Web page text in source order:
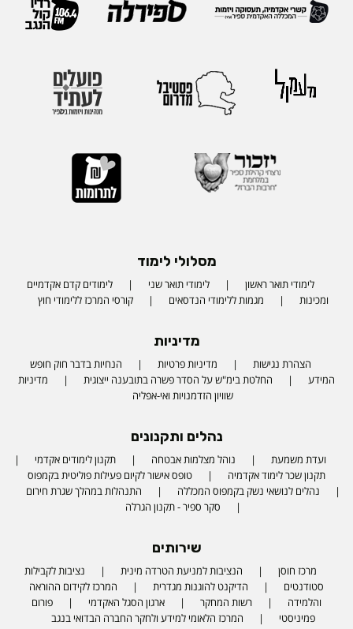
מסלולי לימוד
לימודי תואר ראשון לימודי תואר שני
לימודים קדם אקדמיים
ומכינות
מגמות ללימודי הנדסאים קורסי המרכז ללימודי חוץ
מדיניות
הצהרת נגישות מדיניות פרטיות
הנחיות בדבר חוק חופש
המידע
החלטת בימ"ש על הסדר פשרה בתובענה ייצוגית
מדיניות
שוויון הזדמנויות ואי-אפליה
נהלים ותקנונים
ועדת משמעת נוהל מצלמות אבטחה
תקנון לימודים אקדמי
תקנון שכר לימוד אקדמיה
טופס אישור לקיום פעילות פוליטית בקמפוס
נהלים לנושאי נשק בקמפוס המכללה
התנהלות במהלך שגרת חירום
סקר ספיר - תקנון הגרלה
שירותים
מרכז חוסן הנציבות למניעת הטרדה מינית
נציבות לקבילות
סטודנטים
הדיקנט להוגנות מגדרית
המרכז לקידום ההוראה
והלמידה
רשות המחקר ארגון הסגל האקדמי
פורום
פמיניסטי
המרכז הלאומי למידע ולחקר החברה הבדואי בנגב